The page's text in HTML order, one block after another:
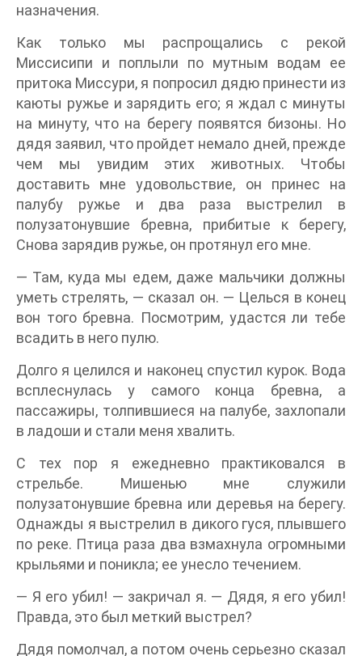
назначения.
Как только мы распрощались с рекой
Миссисипи и поплыли по мутным водам ее
притока Миссури, я попросил дядю принести из
каюты ружье и зарядить его; я ждал с минуты
на минуту, что на берегу появятся бизоны. Но
дядя заявил, что пройдет немало дней, прежде
чем мы увидим этих животных. Чтобы
доставить мне удовольствие, он принес на
палубу ружье и два раза выстрелил в
полузатонувшие бревна, прибитые к берегу,
Снова зарядив ружье, он протянул его мне.
— Там, куда мы едем, даже мальчики должны
уметь стрелять, — сказал он. — Целься в конец
вон того бревна. Посмотрим, удастся ли тебе
всадить в него пулю.
Долго я целился и наконец спустил курок. Вода
всплеснулась у самого конца бревна, а
пассажиры, толпившиеся на палубе, захлопали
в ладоши и стали меня хвалить.
С тех пор я ежедневно практиковался в
стрельбе. Мишенью мне служили
полузатонувшие бревна или деревья на берегу.
Однажды я выстрелил в дикого гуся, плывшего
по реке. Птица раза два взмахнула огромными
крыльями и поникла; ее унесло течением.
— Я его убил! — закричал я. — Дядя, я его убил!
Правда, это был меткий выстрел?
Дядя помолчал, а потом очень серьезно сказал